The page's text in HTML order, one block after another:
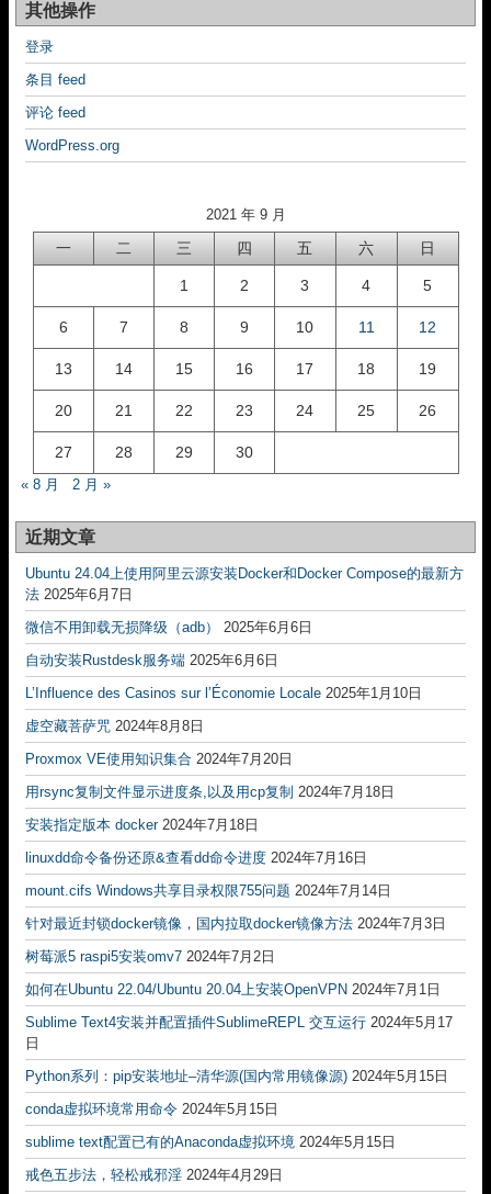
其他操作
登录
条目 feed
评论 feed
WordPress.org
2021 年 9 月
一 二 三 四 五 六 日
1 2 3 4 5
6 7 8 9 10 11 12
13 14 15 16 17 18 19
20 21 22 23 24 25 26
27 28 29 30
« 8 月 2 月 »
近期文章
Ubuntu 24.04上使用阿里云源安装Docker和Docker Compose的最新方
法 2025年6月7日
微信不用卸载无损降级（adb）
2025年6月6日
自动安装Rustdesk服务端 2025年6月6日
L’Influence des Casinos sur l’Économie Locale 2025年1月10日
虚空藏菩萨咒 2024年8月8日
Proxmox VE使用知识集合 2024年7月20日
用rsync复制文件显示进度条,以及用cp复制 2024年7月18日
安装指定版本 docker 2024年7月18日
linuxdd命令备份还原&查看dd命令进度 2024年7月16日
mount.cifs Windows共享目录权限755问题 2024年7月14日
针对最近封锁docker镜像，国内拉取docker镜像方法 2024年7月3日
树莓派5 raspi5安装omv7 2024年7月2日
如何在Ubuntu 22.04/Ubuntu 20.04上安装OpenVPN 2024年7月1日
Sublime Text4安装并配置插件SublimeREPL 交互运行 2024年5月17
日
Python系列：pip安装地址–清华源(国内常用镜像源) 2024年5月15日
conda虚拟环境常用命令 2024年5月15日
sublime text配置已有的Anaconda虚拟环境 2024年5月15日
戒色五步法，轻松戒邪淫 2024年4月29日